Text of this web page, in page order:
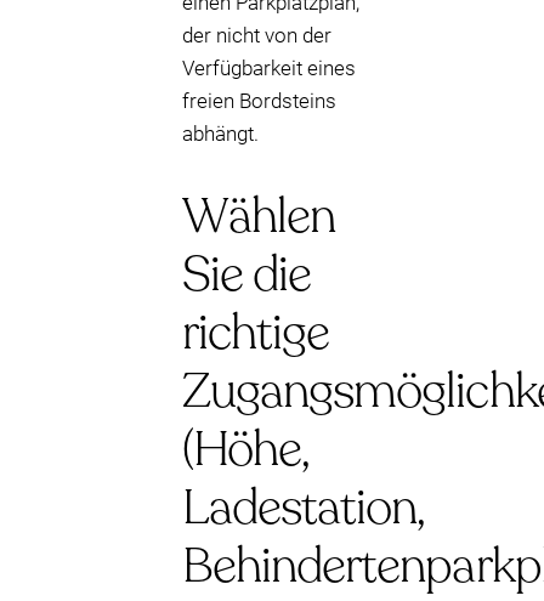
der nicht von der
Verfügbarkeit eines
freien Bordsteins
abhängt.
Wählen
Sie die
richtige
(Höhe,
Ladestation,